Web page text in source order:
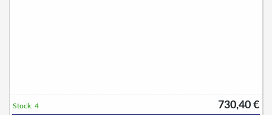
730,40 €
Stock: 4